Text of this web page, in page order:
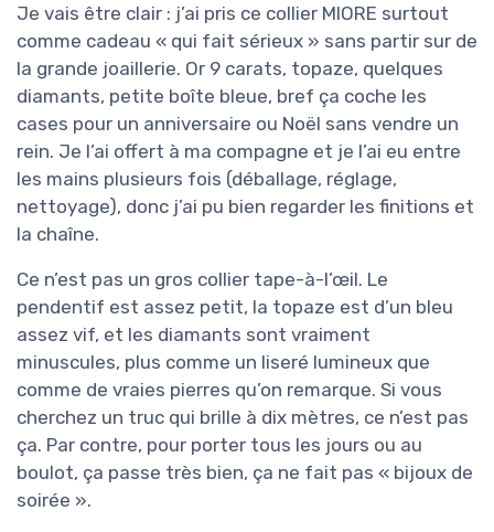
Je vais être clair : j’ai pris ce collier MIORE surtout
comme cadeau « qui fait sérieux » sans partir sur de
la grande joaillerie. Or 9 carats, topaze, quelques
diamants, petite boîte bleue, bref ça coche les
cases pour un anniversaire ou Noël sans vendre un
rein. Je l’ai offert à ma compagne et je l’ai eu entre
les mains plusieurs fois (déballage, réglage,
nettoyage), donc j’ai pu bien regarder les finitions et
la chaîne.
Ce n’est pas un gros collier tape-à-l’œil. Le
pendentif est assez petit, la topaze est d’un bleu
assez vif, et les diamants sont vraiment
minuscules, plus comme un liseré lumineux que
comme de vraies pierres qu’on remarque. Si vous
cherchez un truc qui brille à dix mètres, ce n’est pas
ça. Par contre, pour porter tous les jours ou au
boulot, ça passe très bien, ça ne fait pas « bijoux de
soirée ».